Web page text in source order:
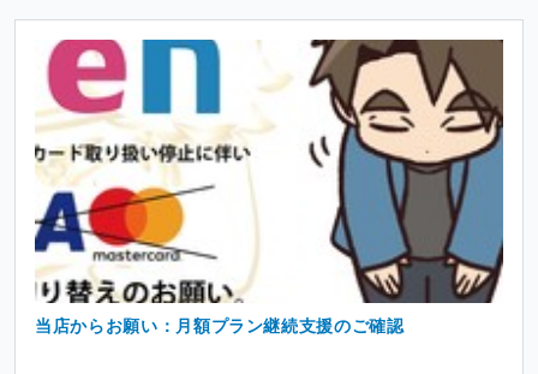
当店からお願い：月額プラン継続支援のご確認